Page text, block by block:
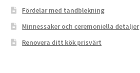
Fördelar med tandblekning
Minnessaker och ceremoniella detaljer
Renovera ditt kök prisvärt